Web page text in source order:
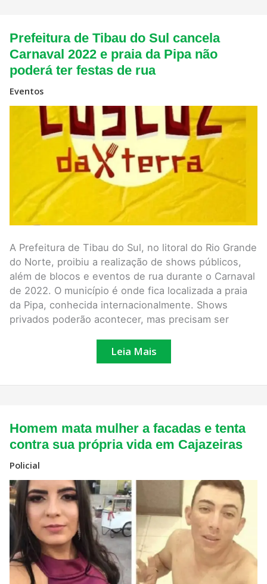
Prefeitura de Tibau do Sul cancela
Carnaval 2022 e praia da Pipa não
poderá ter festas de rua
Eventos
A Prefeitura de Tibau do Sul, no litoral do Rio Grande
do Norte, proibiu a realização de shows públicos,
além de blocos e eventos de rua durante o Carnaval
de 2022. O município é onde fica localizada a praia
da Pipa, conhecida internacionalmente. Shows
privados poderão acontecer, mas precisam ser
Prefeitura
de
Tibau
do
Sul
e
praia
da
Pipa
não
poderá
ter
festas
de
rua
Leia Mais
Homem mata mulher a facadas e tenta
contra sua própria vida em Cajazeiras
Policial
Homem
mata
mulher
a
tenta
contra
sua
própria
vida
em
Cajazeiras